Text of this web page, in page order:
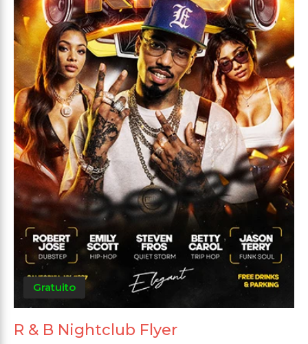
Gratuito
R & B Nightclub Flyer